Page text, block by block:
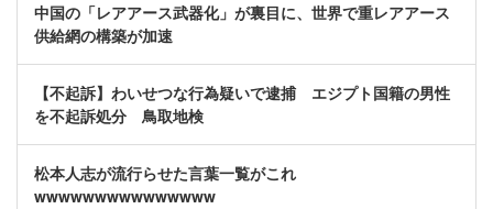
中国の「レアアース武器化」が裏目に、世界で重レアアース
供給網の構築が加速
【不起訴】わいせつな行為疑いで逮捕 エジプト国籍の男性
を不起訴処分 鳥取地検
松本人志が流行らせた言葉一覧がこれ
wwwwwwwwwwwwwww